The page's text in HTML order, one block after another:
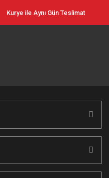
Kurye ile Aynı Gün Teslimat